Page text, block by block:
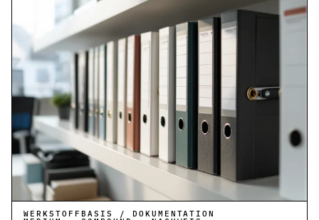
WERKSTOFFBASIS / DOKUMENTATION